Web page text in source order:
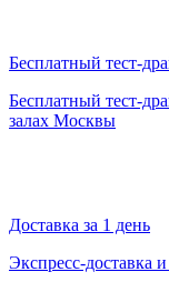
Бесплатный тест-
Бесплатный тест-
залах Москвы
Доставка за 1 день
Экспресс-доставка